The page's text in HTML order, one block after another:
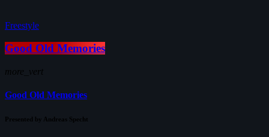
Freestyle
Good Old Memories
more_vert
Good Old Memories
Presented by Andreas Specht